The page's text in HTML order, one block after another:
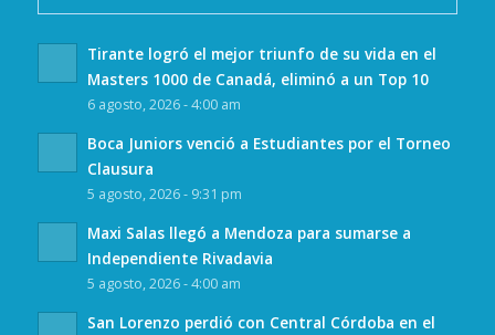
Tirante logró el mejor triunfo de su vida en el
Masters 1000 de Canadá, eliminó a un Top 10
6 agosto, 2026 - 4:00 am
Boca Juniors venció a Estudiantes por el Torneo
Clausura
5 agosto, 2026 - 9:31 pm
Maxi Salas llegó a Mendoza para sumarse a
Independiente Rivadavia
5 agosto, 2026 - 4:00 am
San Lorenzo perdió con Central Córdoba en el